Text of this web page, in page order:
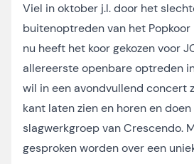
Viel in oktober j.l. door het
buitenoptreden van het Popkoor
nu heeft het koor gekozen voor
allereerste openbare optreden
wil in een avondvullend concert
kant laten zien en horen en
slagwerkgroep van Crescendo.
gesproken worden over een